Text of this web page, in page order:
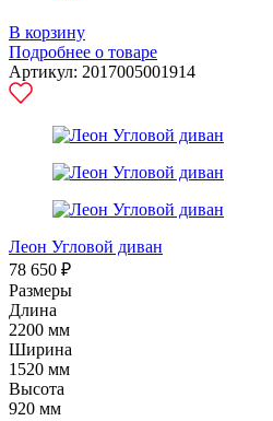
В корзину
Подробнее о товаре
Артикул: 2017005001914
Леон Угловой диван
78 650 ₽
Размеры
Длина
2200 мм
Ширина
1520 мм
Высота
920 мм